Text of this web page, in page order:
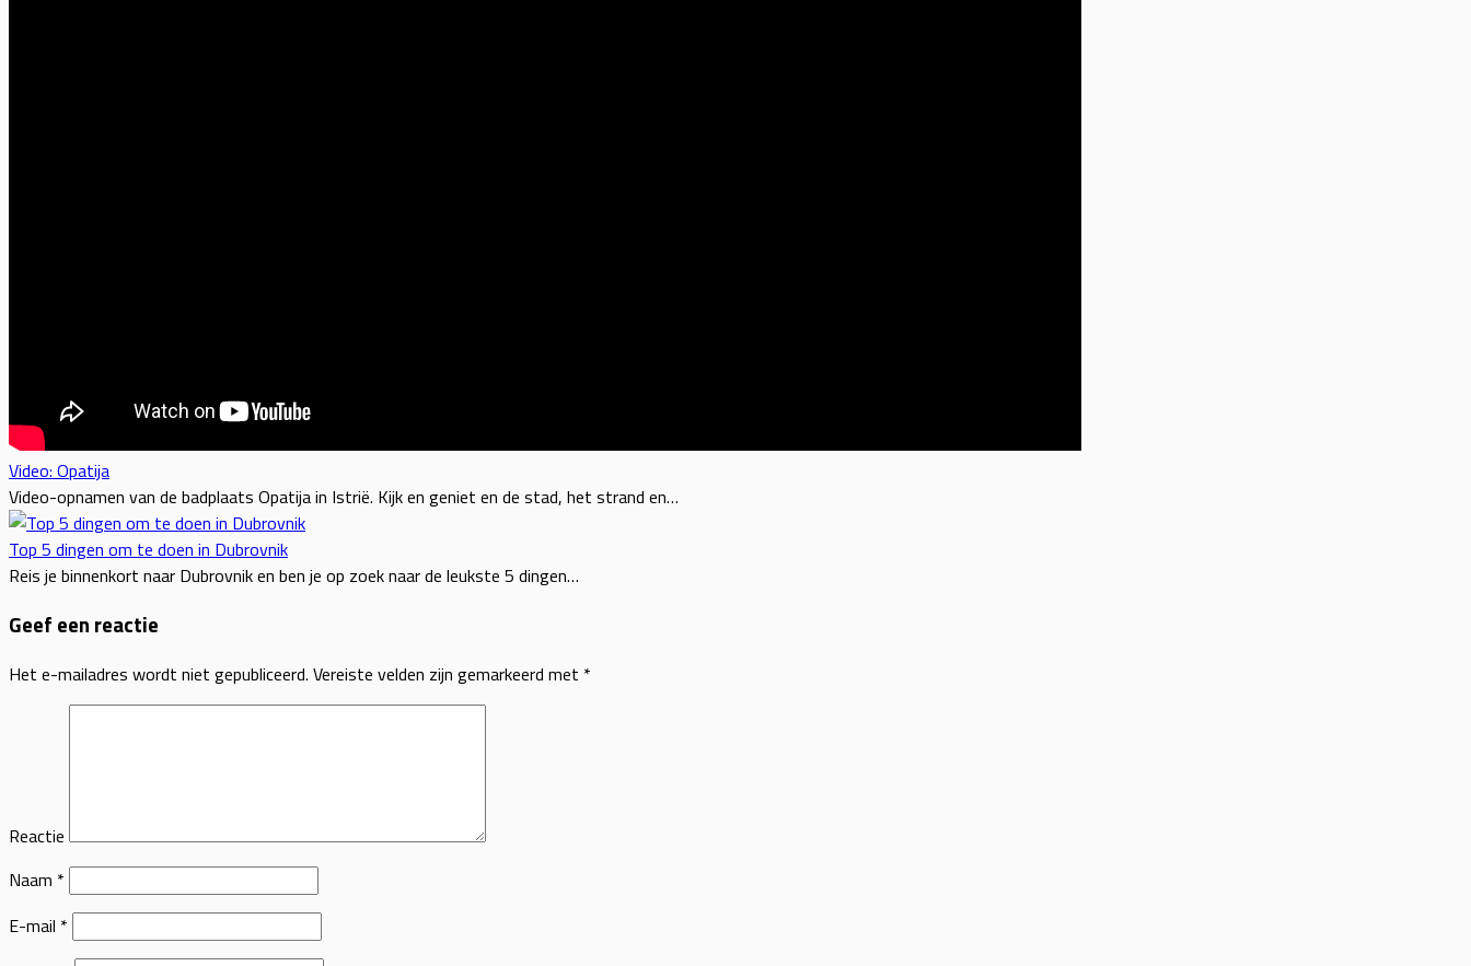
Video: Opatija
Video-opnamen van de badplaats Opatija in Istrië. Kijk en geniet en de stad, het strand en…
Top 5 dingen om te doen in Dubrovnik
Reis je binnenkort naar Dubrovnik en ben je op zoek naar de leukste 5 dingen…
Geef een reactie
Het e-mailadres wordt niet gepubliceerd. Vereiste velden zijn gemarkeerd met *
Reactie
Naam *
E-mail *